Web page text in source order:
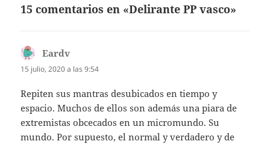
15 comentarios en «Delirante PP vasco»
Eardv
15 julio, 2020 a las 9:54
Repiten sus mantras desubicados en tiempo y
espacio. Muchos de ellos son además una piara de
extremistas obcecados en un micromundo. Su
mundo. Por supuesto, el normal y verdadero y de